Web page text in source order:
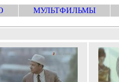
МУЛЬТФИЛЬМЫ